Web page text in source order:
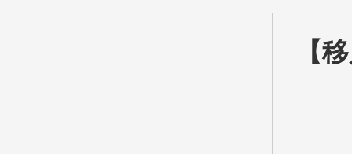
【